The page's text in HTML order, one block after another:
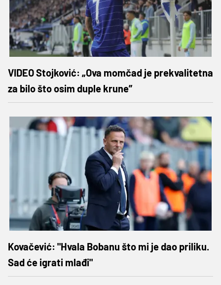
VIDEO Stojković: „Ova momčad je prekvalitetna
za bilo što osim duple krune”
Kovačević: "Hvala Bobanu što mi je dao priliku.
Sad će igrati mlađi"